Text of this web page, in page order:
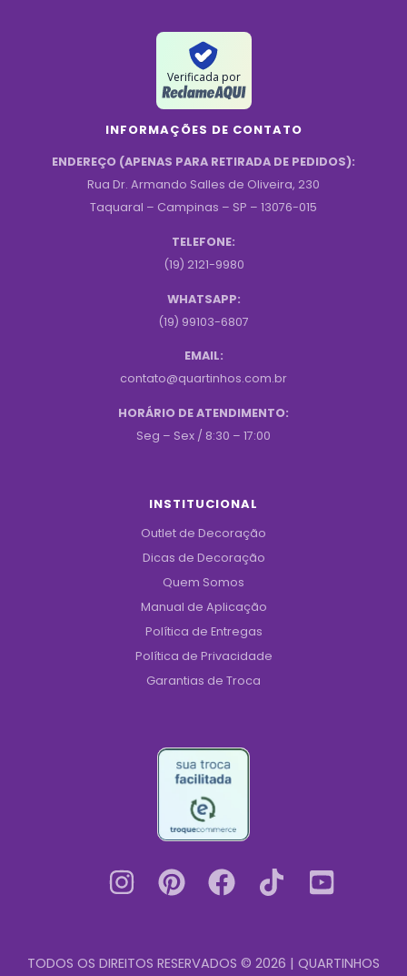
Verificada por
INFORMAÇÕES DE CONTATO
ENDEREÇO (APENAS PARA RETIRADA DE PEDIDOS):
Rua Dr. Armando Salles de Oliveira, 230
Taquaral – Campinas – SP – 13076-015
TELEFONE:
(19) 2121-9980
WHATSAPP:
(19) 99103-6807
EMAIL:
contato@quartinhos.com.br
HORÁRIO DE ATENDIMENTO:
Seg – Sex / 8:30 – 17:00
INSTITUCIONAL
Outlet de Decoração
Dicas de Decoração
Quem Somos
Manual de Aplicação
Política de Entregas
Política de Privacidade
Garantias de Troca
TODOS OS DIREITOS RESERVADOS © 2026 | QUARTINHOS